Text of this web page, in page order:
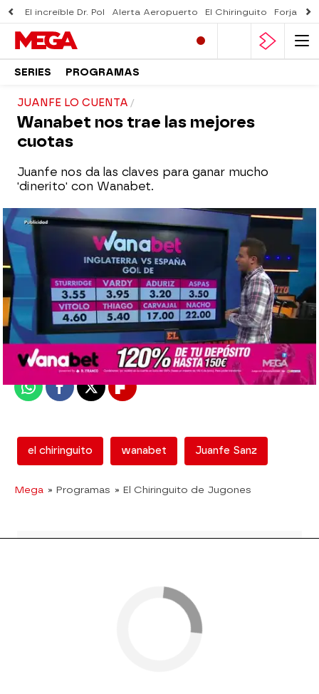
El increíble Dr. Pol Alerta Aeropuerto El Chiringuito Forjado
SERIES PROGRAMAS
JUANFE LO CUENTA
Wanabet nos trae las mejores
cuotas
Juanfe nos da las claves para ganar mucho
'dinerito' con Wanabet.
mega
Madrid
Publicado: 08 de junio de 2018, 17:35
WhatsappFacebook
X Flipboard
el chiringuito wanabet Juanfe Sanz
Mega » Programas » El Chiringuito de Jugones